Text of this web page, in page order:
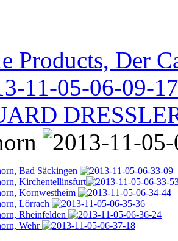
Products, Der
Bad Säckingen
Kirchentellinsfurt
Kornwestheim
Lörrach
Rheinfelden
Wehr